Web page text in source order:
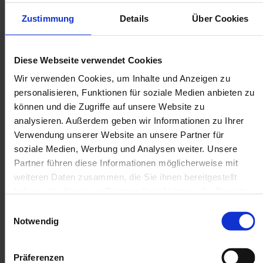
Zustimmung Details Über Cookies
Diese Webseite verwendet Cookies
Wir verwenden Cookies, um Inhalte und Anzeigen zu
personalisieren, Funktionen für soziale Medien anbieten zu
können und die Zugriffe auf unsere Website zu
analysieren. Außerdem geben wir Informationen zu Ihrer
Verwendung unserer Website an unsere Partner für
soziale Medien, Werbung und Analysen weiter. Unsere
Partner führen diese Informationen möglicherweise mit
weiteren Daten zusammen, die Sie ihnen bereitgestellt
Notwendig
Präferenzen
die Google Inc., 1600 Amphitheatre Parkway, Mountain
Das sind Textdateien, die auf Ihrem Computer
Benutzung der Website durch Sie ermöglichen. Die
durch den Cookie erzeugten Informationen über Ihre
Benutzung dieser Website werden in der Regel an
einen Server von Google in den USA übertragen und
dort gespeichert.
Die Speicherung von Google-Analytics-Cookies
erfolgt auf Grundlage von Art. 6 Abs. 1 lit. f DSGVO. Der
Websitebetreiber hat ein berechtigtes Interesse an
der Analyse des Nutzerverhaltens, um sowohl sein